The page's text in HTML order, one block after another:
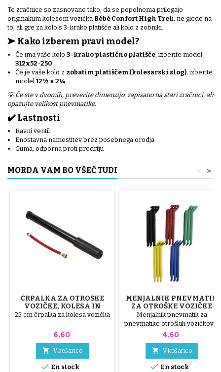
Te zračnice so zasnovane tako, da se popolnoma prilegajo
originalnim kolesom vozička Bébé Confort High Trek , ne glede na
to, ali gre za kolo s 3-krako platišče ali kolo z zobniki.
➤ Kako izberem pravi model?
Če ima vaše kolo 3-krako plastično platišče , izberite model
312x52-250
Če je vaše kolo z zobatim platiščem (kolesarski slog) , izberite
model 12½ x 2¼
💡 Če ste v dvomih, preverite dimenzijo, zapisano na stari zračnici, ali
opazujte velikost pnevmatike.
✔️ Lastnosti
Ravni ventil
Enostavna namestitev brez posebnega orodja
Guma, odporna proti predrtju
MORDA VAM BO VŠEČ TUDI >
<
ČRPALKA ZA OTROŠKE
VOZIČKE, KOLESA IN
SKUTERJE
25 cm črpalka za kolesa vozička
Cena
6,60
 V košarico
 En stock
MENJALNIK PNEVMATIK
ZA OTROŠKE VOZIČKE
NAKLJUČNE BARVE 1
PAKET S 3 KOSI
Menjalnik pnevmatik za
pnevmatike otroških vozičkov. 3
visokokakovostni plastični deli,
zelena, rumena in modra ali 3
jekleni deli ( siva ) Pnevmatiko
namestite ročno, brez orodja,
Cena
4,60
 V košarico
 En stock